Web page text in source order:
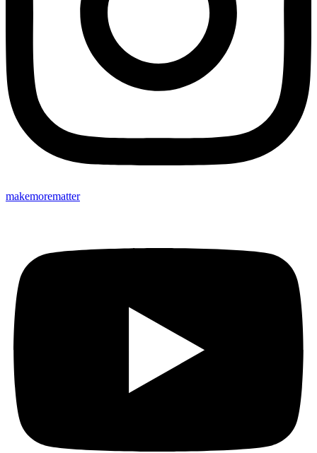
makemorematter